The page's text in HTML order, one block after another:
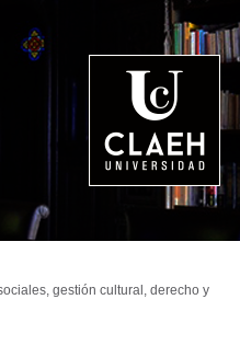
gestión cultural, derecho y